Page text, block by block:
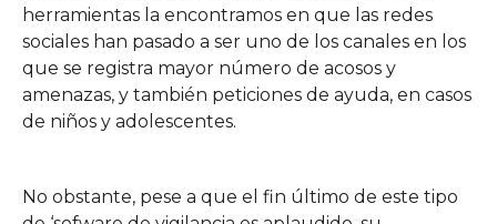
herramientas la encontramos en que las redes
sociales han pasado a ser uno de los canales en los
que se registra mayor número de acosos y
amenazas, y también peticiones de ayuda, en casos
de niños y adolescentes.
No obstante, pese a que el fin último de este tipo